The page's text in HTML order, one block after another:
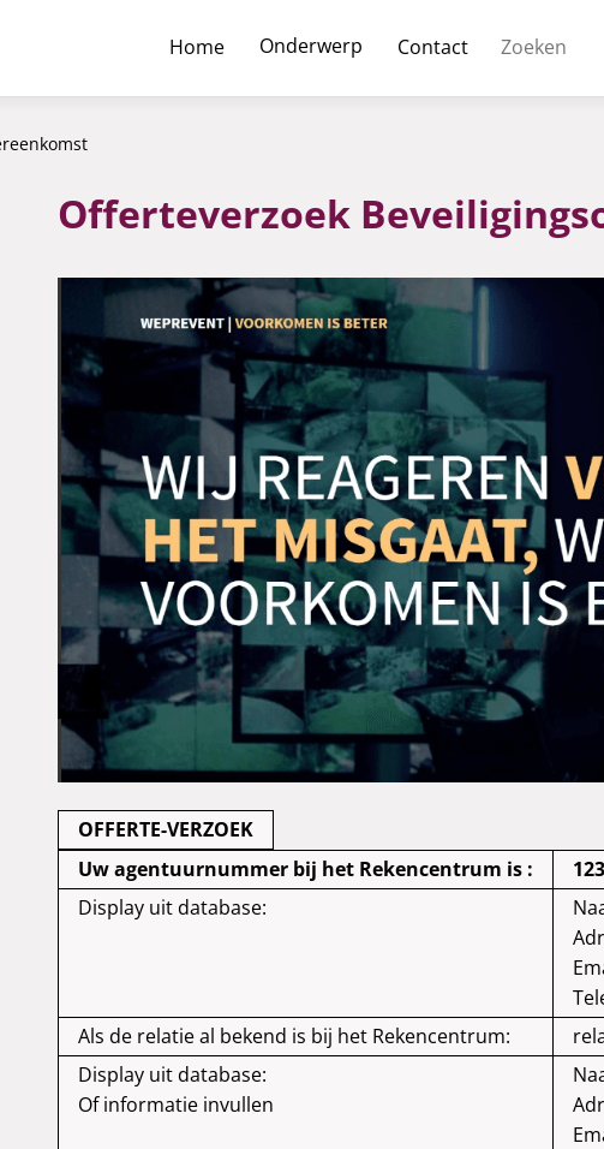
Home Onderwerp Contact
Offerteverzoek
OFFERTE-VERZOEK
Uw agentuurnummer bij het Rekencentrum is :
Display uit database:
Als de relatie al bekend is bij het Rekencentrum:
Display uit database:
Of informatie invullen